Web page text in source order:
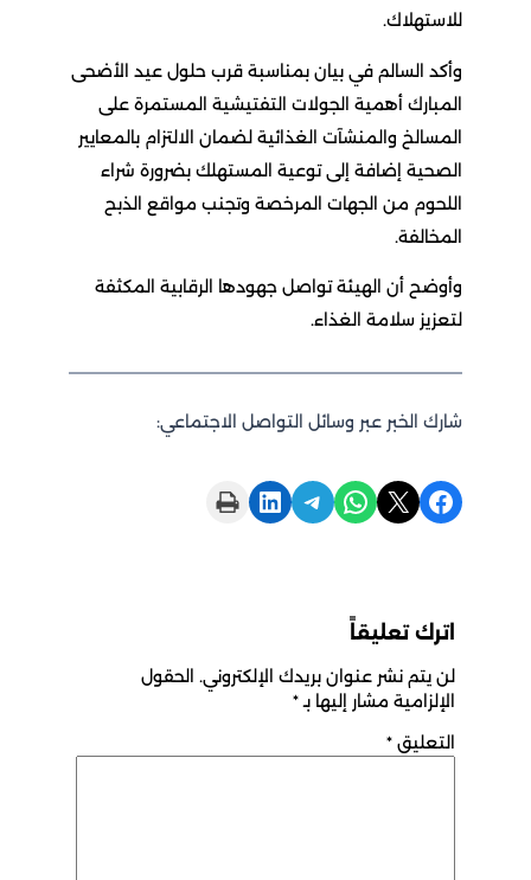
للاستهلاك.
وأكد السالم في بيان بمناسبة قرب حلول عيد الأضحى
المبارك أهمية الجولات التفتيشية المستمرة على
المسالخ والمنشآت الغذائية لضمان الالتزام بالمعايير
الصحية إضافة إلى توعية المستهلك بضرورة شراء
اللحوم من الجهات المرخصة وتجنب مواقع الذبح
المخالفة.
وأوضح أن الهيئة تواصل جهودها الرقابية المكثفة
لتعزيز سلامة الغذاء.
شارك الخبر عبر وسائل التواصل الاجتماعي:
Share on Facebook
Share on X
Share on WhatsApp
Share on Telegram
Share on LinkedIn
Print this Page
اترك تعليقاً
لن يتم نشر عنوان بريدك الإلكتروني. الحقول
الإلزامية مشار إليها بـ *
التعليق*